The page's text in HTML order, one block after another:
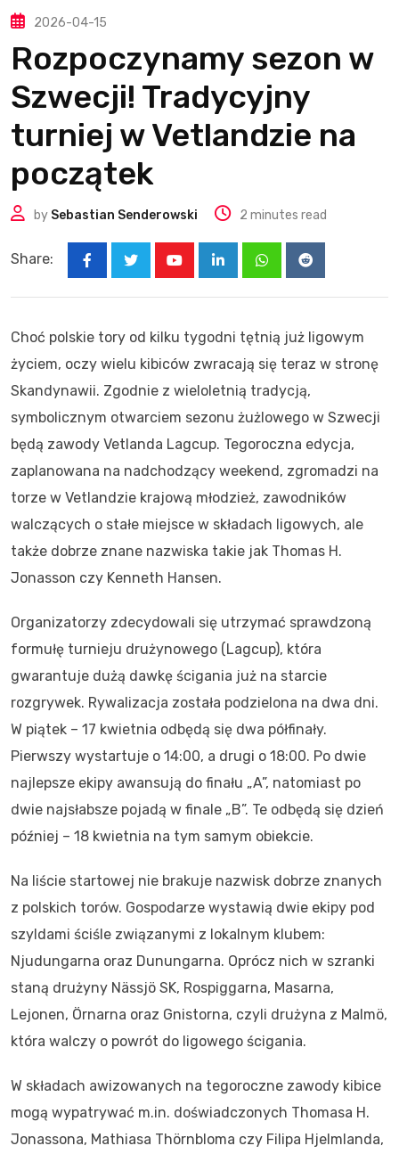
2026-04-15
Rozpoczynamy sezon w
Szwecji! Tradycyjny
turniej w Vetlandzie na
początek
by Sebastian Senderowski 2 minutes read
Share:
LinkedInWhatsappReddit
Choć polskie tory od kilku tygodni tętnią już ligowym
życiem, oczy wielu kibiców zwracają się teraz w stronę
Skandynawii. Zgodnie z wieloletnią tradycją,
symbolicznym otwarciem sezonu żużlowego w Szwecji
będą zawody Vetlanda Lagcup. Tegoroczna edycja,
zaplanowana na nadchodzący weekend, zgromadzi na
torze w Vetlandzie krajową młodzież, zawodników
walczących o stałe miejsce w składach ligowych, ale
także dobrze znane nazwiska takie jak Thomas H.
Jonasson czy Kenneth Hansen.
Organizatorzy zdecydowali się utrzymać sprawdzoną
formułę turnieju drużynowego (Lagcup), która
gwarantuje dużą dawkę ścigania już na starcie
rozgrywek. Rywalizacja została podzielona na dwa dni.
W piątek – 17 kwietnia odbędą się dwa półfinały.
Pierwszy wystartuje o 14:00, a drugi o 18:00. Po dwie
najlepsze ekipy awansują do finału „A”, natomiast po
dwie najsłabsze pojadą w finale „B”. Te odbędą się dzień
później – 18 kwietnia na tym samym obiekcie.
Na liście startowej nie brakuje nazwisk dobrze znanych
z polskich torów. Gospodarze wystawią dwie ekipy pod
szyldami ściśle związanymi z lokalnym klubem:
Njudungarna oraz Dunungarna. Oprócz nich w szranki
staną drużyny Nässjö SK, Rospiggarna, Masarna,
Lejonen, Örnarna oraz Gnistorna, czyli drużyna z Malmö,
która walczy o powrót do ligowego ścigania.
W składach awizowanych na tegoroczne zawody kibice
mogą wypatrywać m.in. doświadczonych Thomasa H.
Jonassona, Mathiasa Thörnbloma czy Filipa Hjelmlanda,